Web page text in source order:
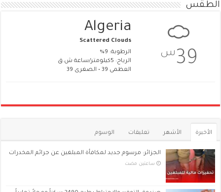
الطقس
39 س
Algeria
Scattered Clouds
الرطوبة: 9%
الرياح: 5كيلومتر/ساعة ش.ق
العظمى 39 • الصغرى 39
الأخيرة الأشهر تعليقات الوسوم
الجزائر: مرسوم جديد لمكافأة المبلغين عن جرائم المخدرات
‏ساعتين مضت